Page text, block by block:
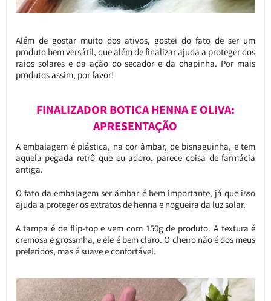
Além de gostar muito dos ativos, gostei do fato de ser um
produto bem versátil, que além de finalizar ajuda a proteger dos
raios solares e da ação do secador e da chapinha. Por mais
produtos assim, por favor!
FINALIZADOR BOTICA HENNA E OLIVA:
APRESENTAÇÃO
A embalagem é plástica, na cor âmbar, de bisnaguinha, e tem
aquela pegada retrô que eu adoro, parece coisa de farmácia
antiga.
O fato da embalagem ser âmbar é bem importante, já que isso
ajuda a proteger os extratos de henna e nogueira da luz solar.
A tampa é de flip-top e vem com 150g de produto. A textura é
cremosa e grossinha, e ele é bem claro. O cheiro não é dos meus
preferidos, mas é suave e confortável.